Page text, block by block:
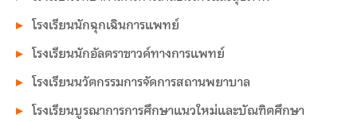
โรงเรียนนักฉุกเฉินการแพทย์
โรงเรียนนักอัลตราซาวด์ทางการแพทย์
โรงเรียนนวัตกรรมการจัดการสถานพยาบาล
โรงเรียนบูรณาการการศึกษาแนวใหม่และบัณฑิตศึกษา